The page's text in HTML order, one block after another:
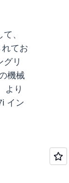
、
てお
グリ
機械
より
イン